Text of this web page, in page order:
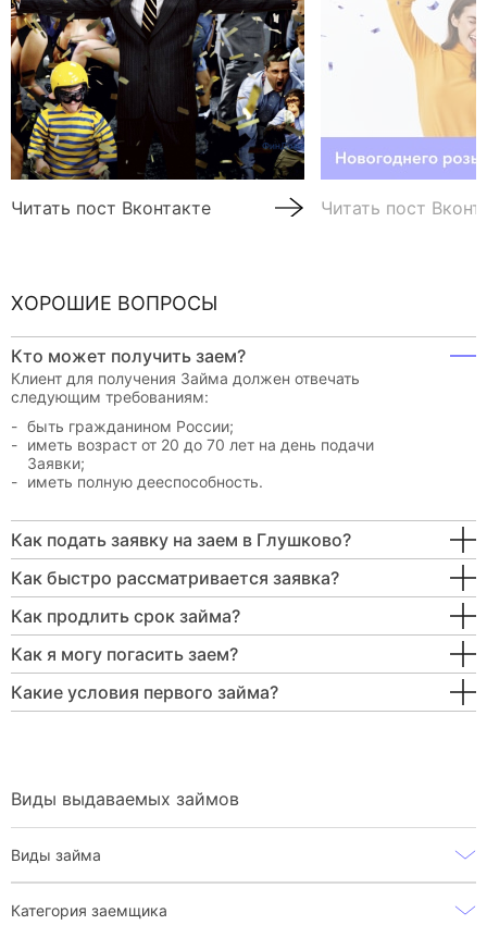
Читать пост Вконтакте Читать пост
ХОРОШИЕ ВОПРОСЫ
Кто может получить заем?
Клиент для получения Займа должен отвечать
следующим требованиям:
быть гражданином России;
иметь возраст от 20 до 70 лет на день подачи
Заявки;
иметь полную дееспособность.
Как подать заявку на заем в Глушково?
Как быстро рассматривается заявка?
Как продлить срок займа?
Как я могу погасить заем?
Какие условия первого займа?
Виды выдаваемых займов
Виды займа
Категория заемщика